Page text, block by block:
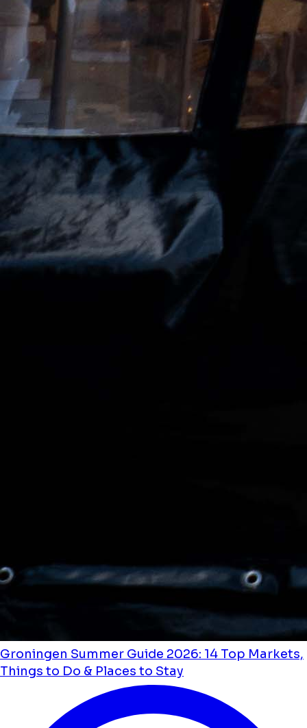
Groningen Summer Guide 2026: 14 Top Markets,
Things to Do & Places to Stay